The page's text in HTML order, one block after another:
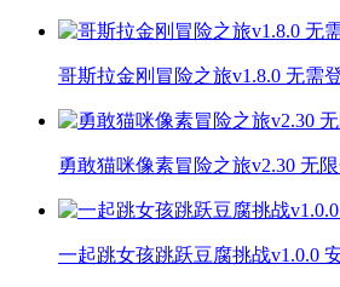
哥斯拉金刚冒险之旅v1.8.0 无需
勇敢猫咪像素冒险之旅v2.30 无
一起跳女孩跳跃豆腐挑战v1.0.0